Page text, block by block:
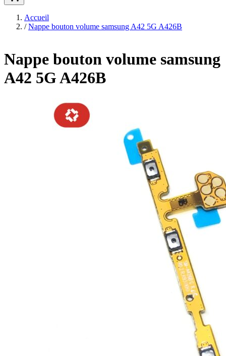
Accueil
/ Nappe bouton volume samsung A42 5G A426B
Nappe bouton volume samsung
A42 5G A426B